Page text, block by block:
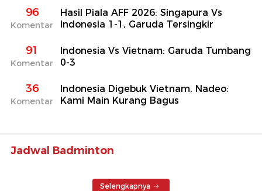
96
Komentar
Hasil Piala AFF 2026: Singapura Vs
Indonesia 1-1, Garuda Tersingkir
91
Komentar
Indonesia Vs Vietnam: Garuda Tumbang
0-3
36
Komentar
Indonesia Digebuk Vietnam, Nadeo:
Kami Main Kurang Bagus
Jadwal Badminton
Selengkapnya